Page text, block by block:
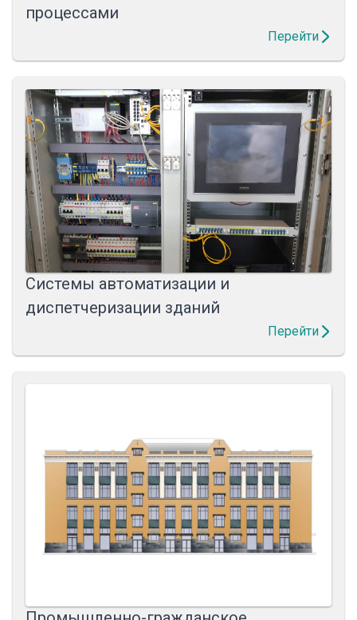
процессами
Перейти
Системы автоматизации и
диспетчеризации зданий
Перейти